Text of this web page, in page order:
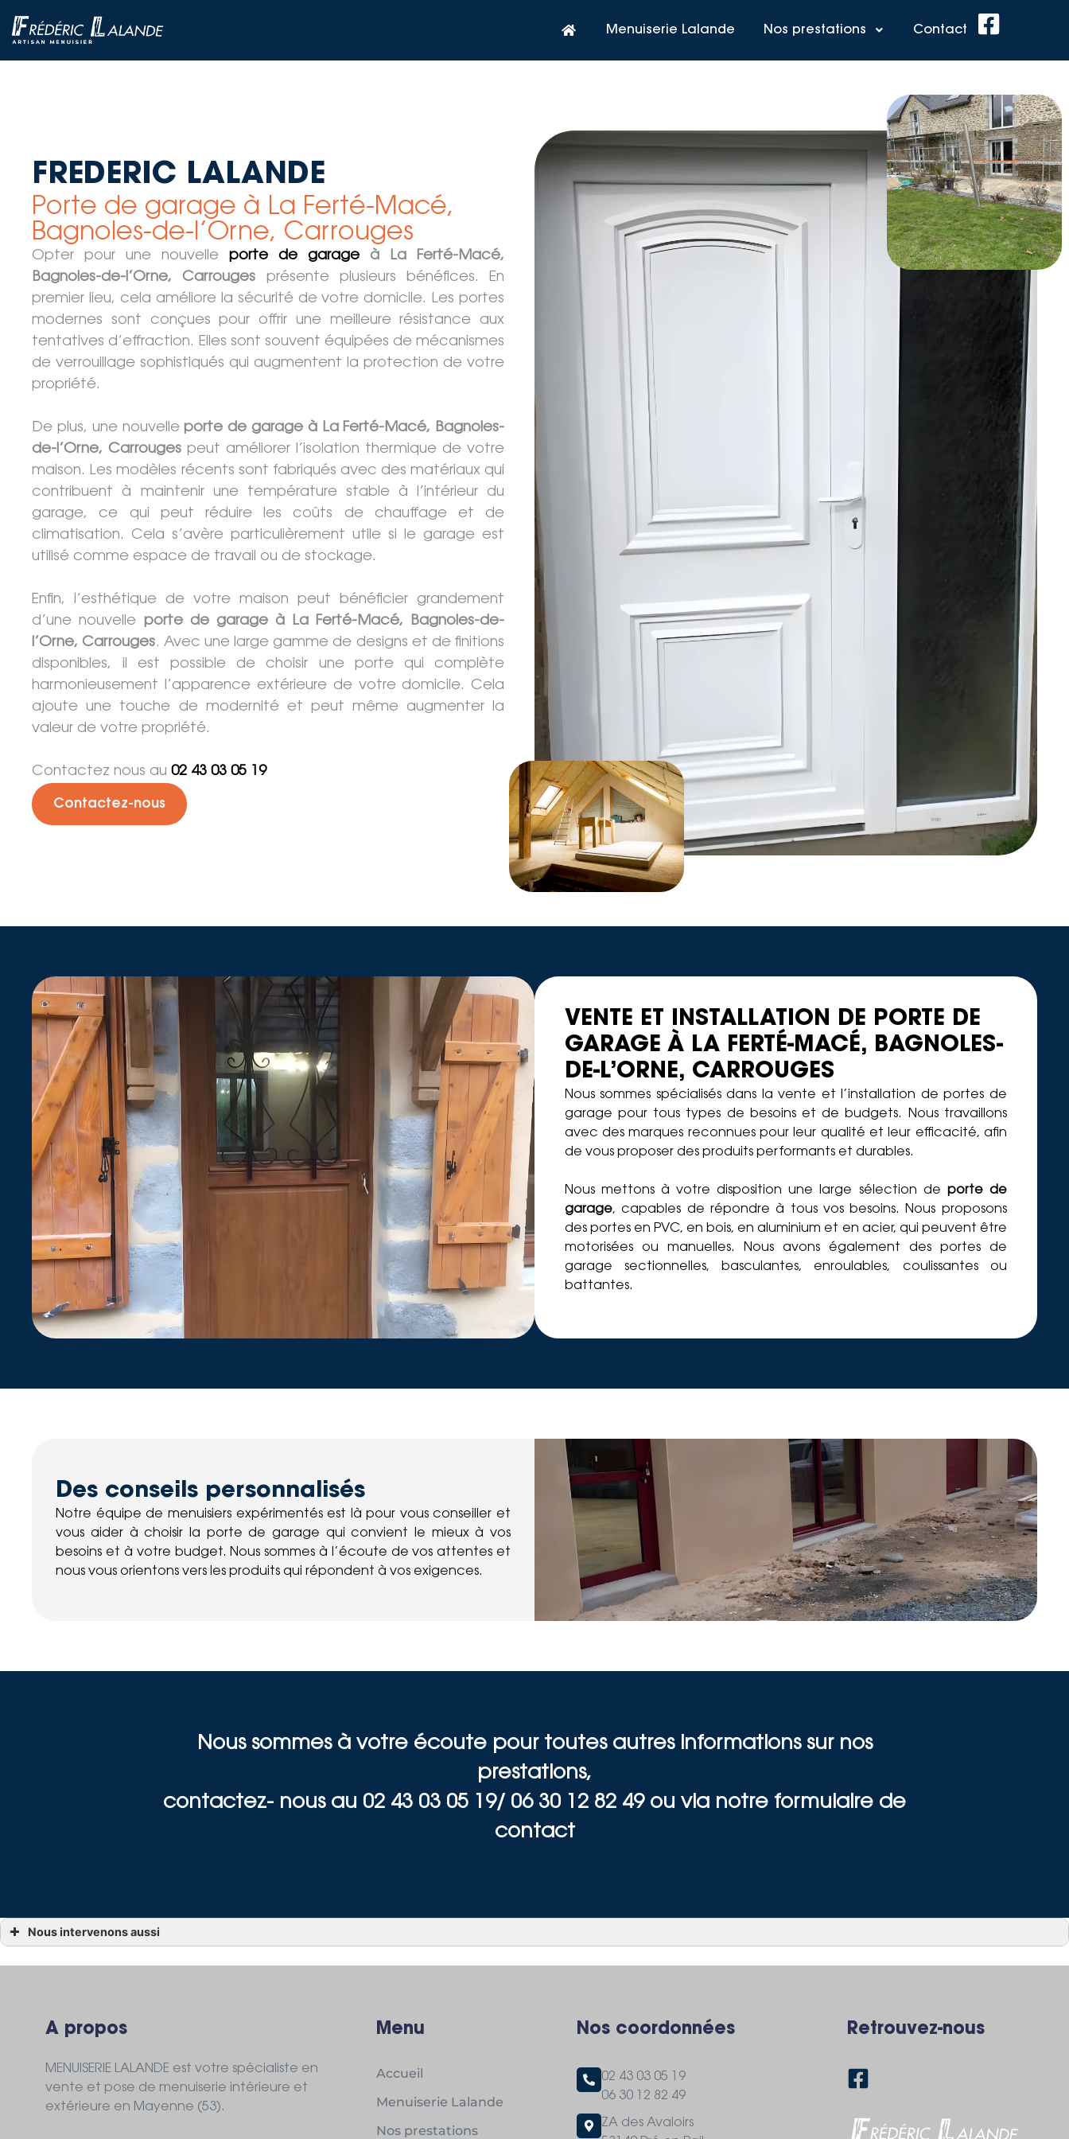
Menuiserie Lalande Nos prestations Contact
FREDERIC LALANDE
Porte de garage à La Ferté-Macé,
Bagnoles-de-l’Orne, Carrouges
Opter pour une nouvelle porte de garage à La Ferté-Macé,
Bagnoles-de-l’Orne, Carrouges
présente plusieurs bénéfices. En
premier lieu, cela améliore la sécurité de votre domicile. Les portes
modernes sont conçues pour offrir une meilleure résistance aux
tentatives d’effraction. Elles sont souvent équipées de mécanismes
de verrouillage sophistiqués qui augmentent la protection de votre
propriété.
De plus, une nouvelle porte de garage à La Ferté-Macé, Bagnoles-
de-l’Orne, Carrouges peut améliorer l’isolation thermique de votre
maison. Les modèles récents sont fabriqués avec des matériaux qui
contribuent à maintenir une température stable à l’intérieur du
garage, ce qui peut réduire les coûts de chauffage et de
climatisation. Cela s’avère particulièrement utile si le garage est
utilisé comme espace de travail ou de stockage.
Enfin, l’esthétique de votre maison peut bénéficier grandement
d’une nouvelle
porte de garage à La Ferté-Macé, Bagnoles-de-
l’Orne, Carrouges. Avec une large gamme de designs et de finitions
disponibles, il est possible de choisir une porte qui complète
harmonieusement l’apparence extérieure de votre domicile. Cela
ajoute une touche de modernité et peut même augmenter la
valeur de votre propriété.
Contactez nous au02 43 03 05 19
Contactez-nous
VENTE ET INSTALLATION DE PORTE DE
GARAGE À LA FERTÉ-MACÉ, BAGNOLES-
DE-L’ORNE, CARROUGES
Nous sommes spécialisés dans la vente et l’installation de portes de
garage pour tous types de besoins et de budgets. Nous travaillons
avec des marques reconnues pour leur qualité et leur efficacité, afin
de vous proposer des produits performants et durables.
Nous mettons à votre disposition une large sélection de porte de
garage, capables de répondre à tous vos besoins. Nous proposons
des portes en PVC, en bois, en aluminium et en acier, qui peuvent être
motorisées ou manuelles. Nous avons également des portes de
garage sectionnelles, basculantes, enroulables, coulissantes ou
battantes.
Des conseils personnalisés
Notre équipe de menuisiers expérimentés est là pour vous conseiller et
vous aider à choisir la porte de garage qui convient le mieux à vos
besoins et à votre budget. Nous sommes à l’écoute de vos attentes et
nous vous orientons vers les produits qui répondent à vos exigences.
Nous sommes à votre écoute pour toutes autres informations sur nos
prestations,
contactez- nous au 02 43 03 05 19/ 06 30 12 82 49 ou via notre formulaire de
contact
Nous intervenons aussi
Porte de garage Pré-en-Pail
Porte de garage Villaines-la-Juhel 53
A propos
MENUISERIE LALANDE est votre spécialiste en
vente et pose de menuiserie intérieure et
extérieure en Mayenne (53).
Menu
Accueil
Menuiserie Lalande
Nos prestations
Nos coordonnées
02 43 03 05 19
06 30 12 82 49
ZA des Avaloirs
Retrouvez-nous